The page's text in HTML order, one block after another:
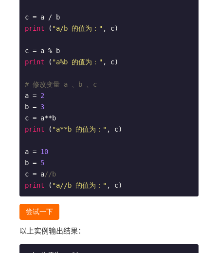
print ( "a/b 的值为：" , c)
print ( "a%b 的值为：" , c)
# 修改变量 a 、b 、c
a = 2
b = 3
print ( "a**b 的值为：" , c)
a = 10
b = 5
c = a//b
print ( "a//b 的值为：" , c)
尝试一下
以上实例输出结果：